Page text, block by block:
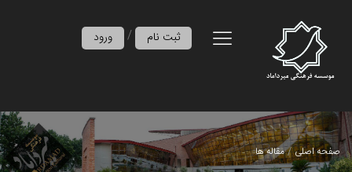
ورود / ثبت نام
صفحه اصلی مقاله ها